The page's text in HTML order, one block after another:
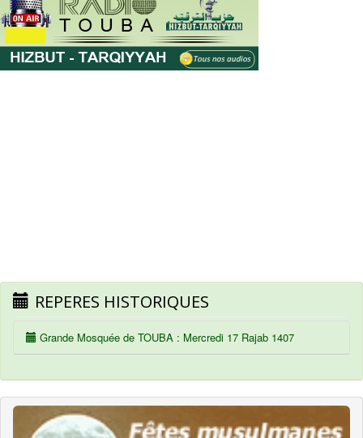
REPERES HISTORIQUES
Grande Mosquée de TOUBA : Mercredi 17 Rajab 1407